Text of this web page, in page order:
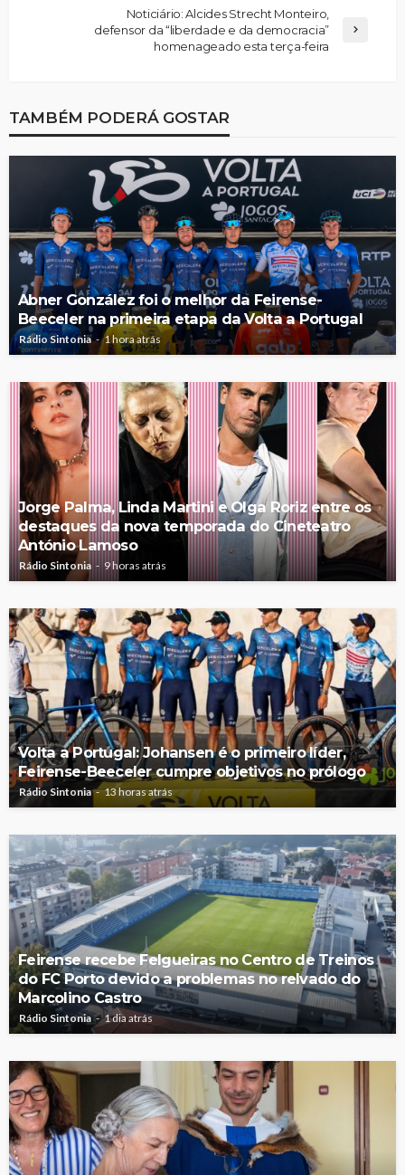
Noticiário: Alcides Strecht Monteiro,
defensor da “liberdade e da democracia”
homenageado esta terça-feira
TAMBÉM PODERÁ GOSTAR
Abner González foi o melhor da Feirense-
Beeceler na primeira etapa da Volta a Portugal
Rádio Sintonia 1 hora atrás
Jorge Palma, Linda Martini e Olga Roriz entre os
destaques da nova temporada do Cineteatro
António Lamoso
Rádio Sintonia 9 horas atrás
Volta a Portugal: Johansen é o primeiro líder,
Feirense-Beeceler cumpre objetivos no prólogo
Rádio Sintonia 13 horas atrás
Feirense recebe Felgueiras no Centro de Treinos
do FC Porto devido a problemas no relvado do
Marcolino Castro
Rádio Sintonia 1 dia atrás